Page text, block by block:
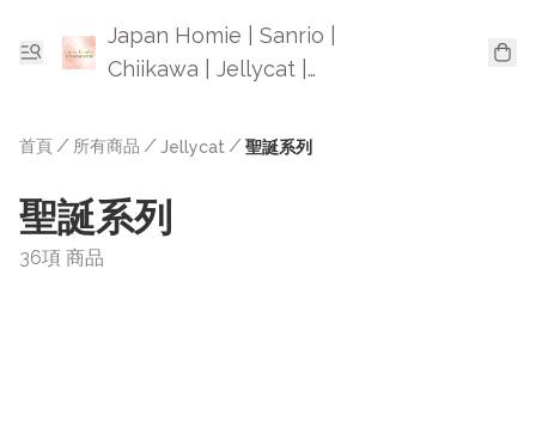
Japan Homie | Sanrio |
Chiikawa | Jellycat |
首頁 / 所有商品 / Jellycat / 聖誕系列
聖誕系列
36項 商品